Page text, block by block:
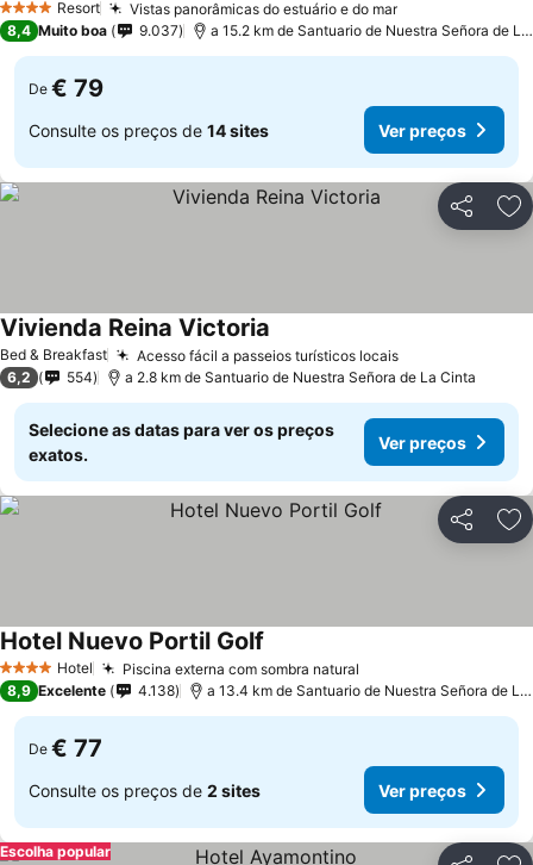
4 EstrelasResort Vistas panorâmicas do estuário e do marVer preços
8,4 Muito boa 9.037 a 15.2 km de Santuario de Nuestra Señora de
De € 79
Consulte os preços de 14 sites Ver preços
Partilhar
Bed & Breakfast Acesso fácil a passeios turísticos locaisVer preços
Vivienda Reina Victoria
6,2 554 a 2.8 km de Santuario de Nuestra Señora de La Cinta
Selecione as datas para ver os preços
exatos.
Ver preços
Partilhar
4 EstrelasHotel Piscina externa com sombra natural
Hotel Nuevo Portil Golf
8,9 Excelente 4.138 a 13.4 km de Santuario de Nuestra Señora de La
De € 77
Consulte os preços de 2 sites Ver preços
Escolha popular